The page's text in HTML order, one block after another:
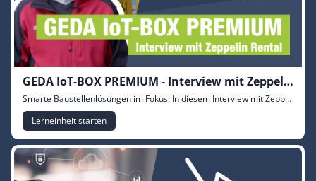
GEDA IoT-BOX PREMIUM - Interview mit Zeppelin Rental GmbH
Smarte Baustellenlösungen im Fokus: In diesem Interview mit Zeppelin Rental erfahren Sie, wie die neue GEDA IoT-Box Premium das Machine Management von GEDA Transportbühnen auf ein neues Level hebt. Mehr Transparenz, bessere Kontrolle, effizientere Abläufe und wertvolle Echtzeitdaten – entdecken Sie, wie digitale Technologien den Baustellenalltag erleichtern und Vermietern wie Kunden echten Mehrwert bieten.
Lerneinheit starten